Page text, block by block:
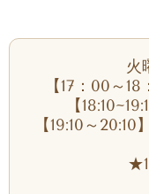
火
【17：00～
【
【19:10～